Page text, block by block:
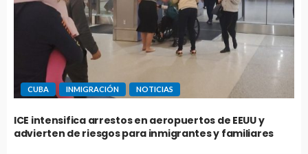
CUBA INMIGRACIÓN NOTICIAS
ICE intensifica arrestos en aeropuertos de EEUU y
advierten de riesgos para inmigrantes y familiares